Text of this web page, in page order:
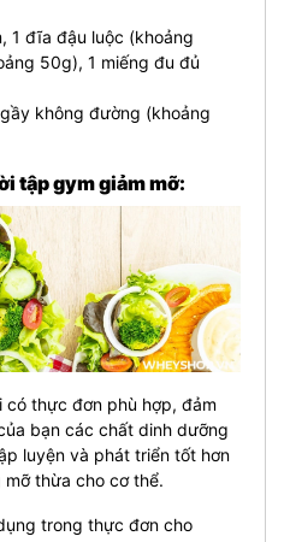
1 đĩa đậu luộc (khoảng
50g), 1 miếng đu đủ
không đường (khoảng
tập gym giảm mỡ:
có thực đơn phù hợp, đảm
bạn các chất dinh dưỡng
luyện và phát triển tốt hơn
thừa cho cơ thể.
trong thực đơn cho